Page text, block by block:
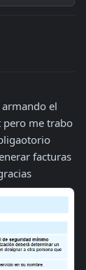
el
pero me trabo
facturas